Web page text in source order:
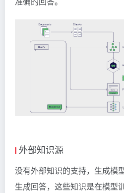
外部知识源
没有外部知识的支持，生成模
生成回答，这些知识是在模型